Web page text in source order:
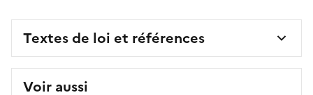
Textes de loi et références
Voir aussi